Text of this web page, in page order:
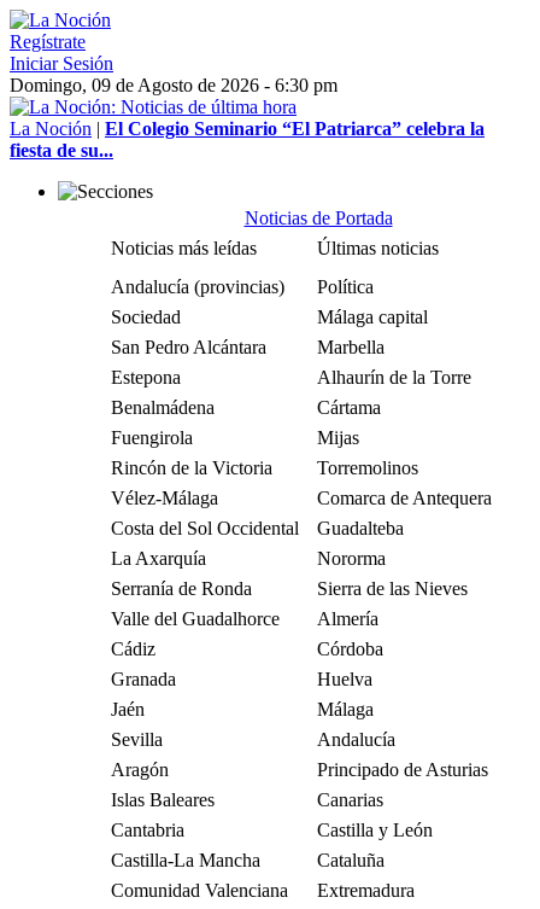
Regístrate
Iniciar Sesión
Domingo, 09 de Agosto de 2026 - 6:30 pm
La Noción | El Colegio Seminario “El Patriarca” celebra la
fiesta de su...
Noticias de Portada
Noticias más leídas
Últimas noticias
Andalucía (provincias)
Política
Sociedad
Málaga capital
San Pedro Alcántara
Marbella
Estepona
Alhaurín de la Torre
Benalmádena
Cártama
Fuengirola
Mijas
Rincón de la Victoria
Torremolinos
Vélez-Málaga
Comarca de Antequera
Costa del Sol Occidental
Guadalteba
La Axarquía
Nororma
Serranía de Ronda
Sierra de las Nieves
Valle del Guadalhorce
Almería
Cádiz
Córdoba
Granada
Huelva
Jaén
Málaga
Sevilla
Andalucía
Aragón
Principado de Asturias
Islas Baleares
Canarias
Cantabria
Castilla y León
Castilla-La Mancha
Cataluña
Comunidad Valenciana
Extremadura